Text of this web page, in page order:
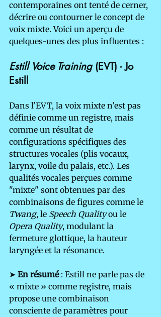
contemporaines ont tenté de cerner,
décrire ou contourner le concept de
voix mixte. Voici un aperçu de
quelques-unes des plus influentes :
Estill Voice Training (EVT) - Jo
Estill
Dans l'EVT, la voix mixte n’est pas
définie comme un registre, mais
comme un résultat de
configurations spécifiques des
structures vocales (plis vocaux,
larynx, voile du palais, etc.). Les
qualités vocales perçues comme
"mixte" sont obtenues par des
combinaisons de figures comme le
Twang, le Speech Quality ou le
Opera Quality, modulant la
fermeture glottique, la hauteur
laryngée et la résonance.
➤ En résumé : Estill ne parle pas de
« mixte » comme registre, mais
propose une combinaison
consciente de paramètres pour